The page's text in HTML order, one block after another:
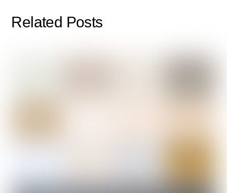
Related Posts